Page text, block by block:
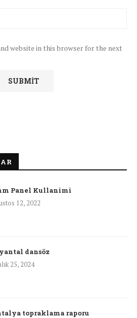
website in this browser for the next
Panel Kullanimi
12, 2022
dansöz
25, 2024
topraklama raporu